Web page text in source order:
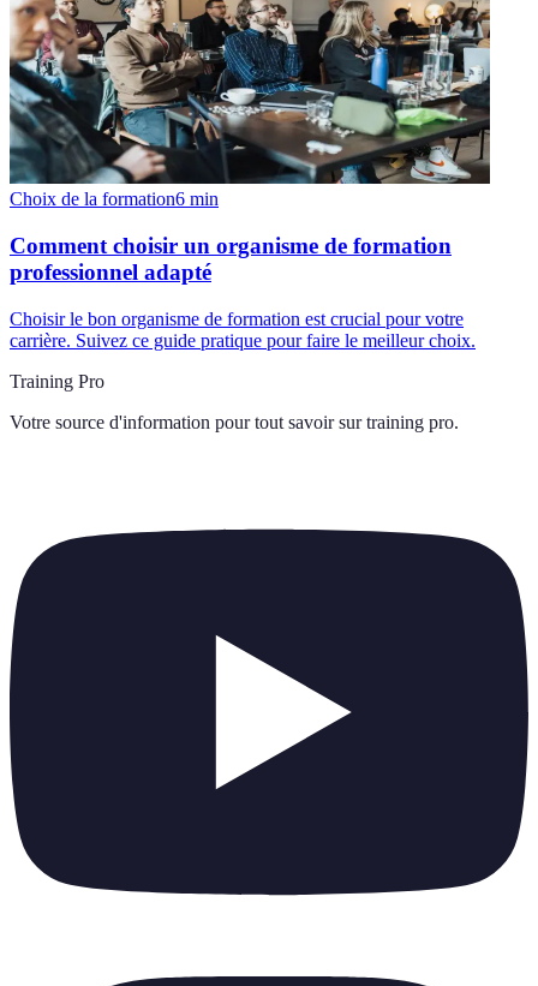
Choix de la formation6 min
Comment choisir un organisme de formation
professionnel adapté
Choisir le bon organisme de formation est crucial pour votre
carrière. Suivez ce guide pratique pour faire le meilleur choix.
Training Pro
Votre source d'information pour tout savoir sur training pro.